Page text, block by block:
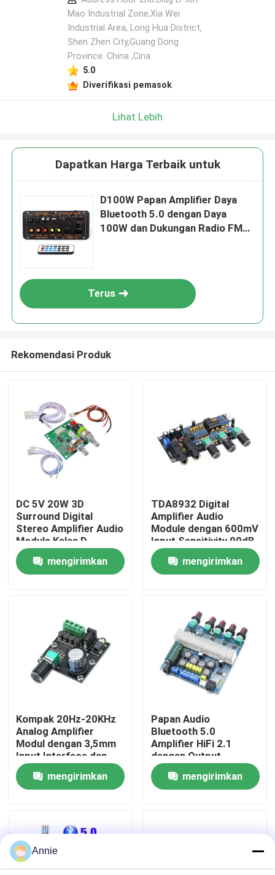
Beranda
Produk
Tur Pabrik
Kontrol Kualitas
Hubungi Kami
Berita
Kasus
Blog
Modul Papan Amplifier
Mao Industrial Zone,Xia Wei
Industrial Area, Long Hua District,
Shen Zhen City,Guang Dong
Province. China ,Cina
5.0
Diverifikasi pemasok
Lihat Lebih
Dapatkan Harga Terbaik untuk
D100W Papan Amplifier Daya
Bluetooth 5.0 dengan Daya
100W dan Dukungan Radio FM
Terus
Rekomendasi Produk
DC 5V 20W 3D
Surround Digital
Stereo Amplifier Audio
Module Kelas D
Amplifier Board
mengirimkan
TDA8932 Digital
Amplifier Audio
Module dengan 600mV
Input Sensitivity 90dB
SNR dan 3W Output
Power mengirimkan
Kompak 20Hz-20KHz
Analog Amplifier
Modul dengan 3,5mm
Input Interface dan
Silver Finish
mengirimkan
Papan Audio
Bluetooth 5.0
Amplifier HiFi 2.1
dengan Output
2*50W+100W dan
Catu Daya DC12~24V
mengirimkan
Annie